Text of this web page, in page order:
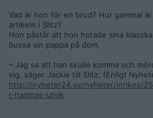
Vad är hon för en brud? Hur gammal
artikeln i Slitz?
Hon påstår att hon hotade sina
bussa sin pappa på dom.
– Jag sa att han skulle komma och
sig, säger Jackie till Slitz. (Enligt
http://nyheter24.se/nyheter/inrikes/
r-hamnas-utvik